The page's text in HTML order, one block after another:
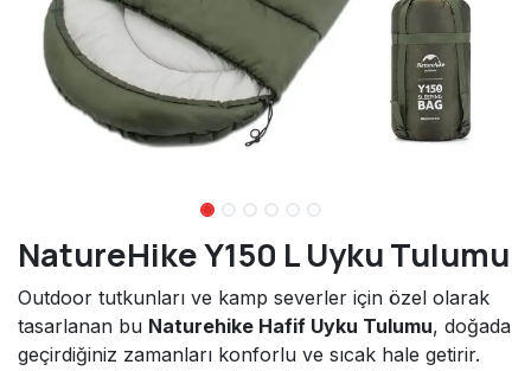
NatureHike Y150 L Uyku Tulumu
Outdoor tutkunları ve kamp severler için özel olarak
tasarlanan bu Naturehike Hafif Uyku Tulumu, doğada
geçirdiğiniz zamanları konforlu ve sıcak hale getirir.